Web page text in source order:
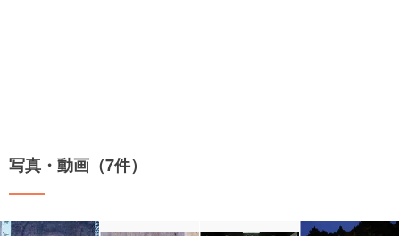
写真・動画（7件）